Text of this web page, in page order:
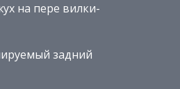
на пере вилки-
задний